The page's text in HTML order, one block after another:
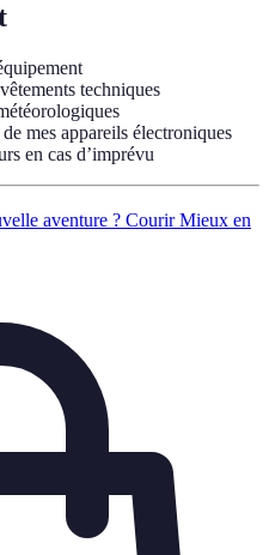
techniques
mes appareils électroniques
en cas d’imprévu
aventure ? Courir Mieux en